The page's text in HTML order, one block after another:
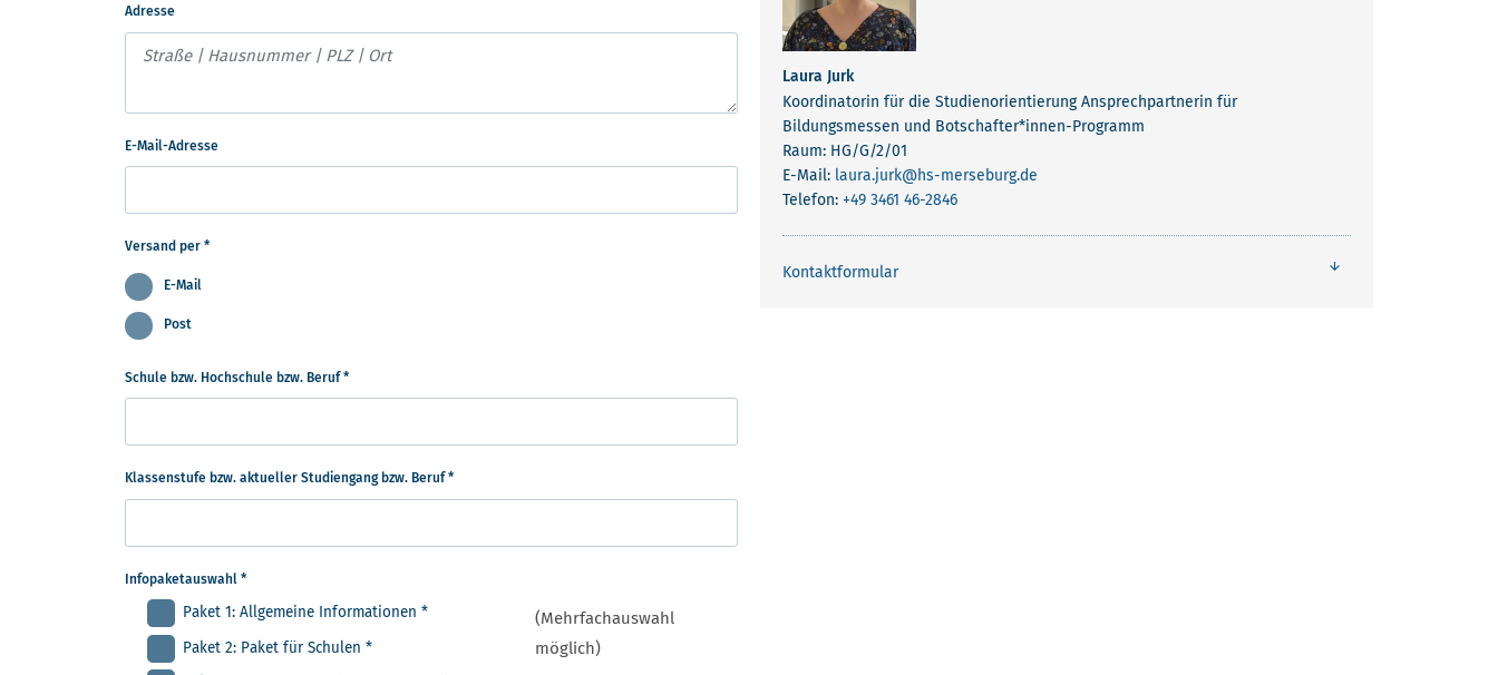
Adresse
E-Mail-Adresse
Versand per *
E-Mail
Post
Schule bzw. Hochschule bzw. Beruf*
Klassenstufe bzw. aktueller Studiengang bzw. Beruf*
Infopaketauswahl *
Paket 1: Allgemeine Informationen *
Paket 2: Paket für Schulen *
(Mehrfachauswahl
möglich)
Laura Jurk
Koordinatorin für die Studienorientierung Ansprechpartnerin für
Bildungsmessen und Botschafter*innen-Programm
Raum: HG/G/2/01
E-Mail: laura.jurk@hs-merseburg.de
Telefon: +49 3461 46-2846
Kontaktformular